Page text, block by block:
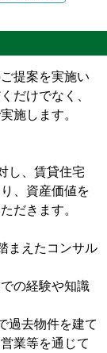
提案を実施い
だけでなく、
施します。
し、賃貸住宅
、資産価値を
だきます。
まえたコンサル
の経験や知識
過去物件を建て
業等を通じて